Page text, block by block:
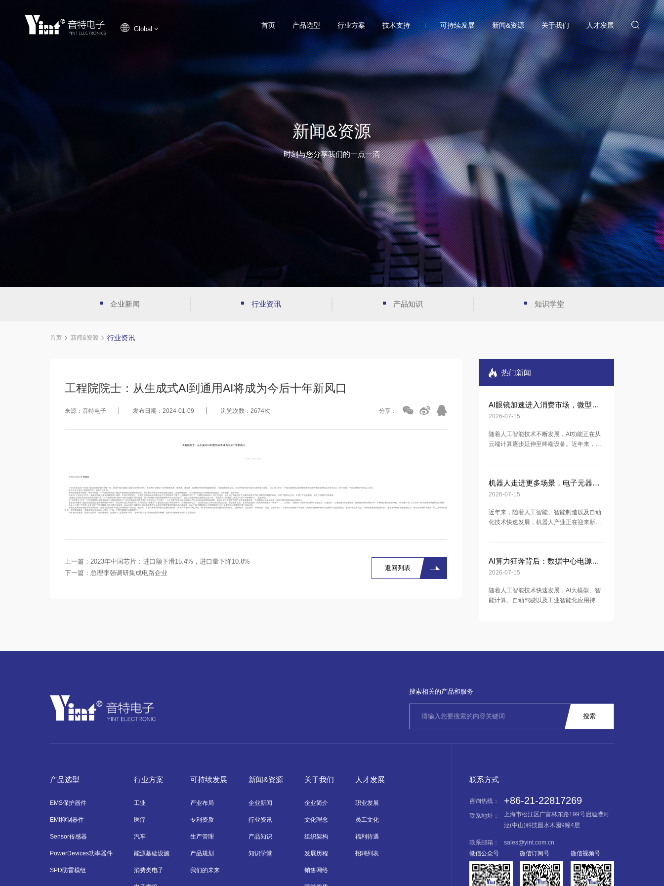
Global 首页 产品选型 行业方案 技术支持 可持续发展 新闻&资源 关于我们 人才发展
新闻&资源
时刻与您分享我们的一点一滴
企业新闻 行业资讯 产品知识 知识学堂
首页 新闻&资源 行业资讯
工程院院士：从生成式AI到通用AI将成为今后十年新风口
来源：音特电子 发布日期：2024-01-09 浏览次数：2674次 分享：
工程院院士：从生成式AI到通用AI将成为今后十年新风口
中国工业报记者 曹雅丽
“2024年是实现“十四五”规划目标任务的关键一年，更是中国全能接入国际互联网30周年，互联网行业要进一步增强责任感、使命感、紧迫感，促进数字经济持续健康发展，为赋能新型工业化、推进中国式现代化作出新的更大贡献。”2024年1月5日，中国互联网协会副理事长黄澄清在中国互联网协会主办的2024（第十四届）中国互联网产业年会上表示。
本次年会主题为“激发数字活力 赋能产业升级”。
黄澄清在致辞中强调，要牢牢把握：一个原则即坚定不移走中国特色互联网发展道路；两个重点即坚定不移促进数实融合、深化网络惠民；三个要素即坚定不移做好基础建设、技术创新、安全保障。
年会的“主旨报告”环节一直被业界视为具有前瞻性和引领性。中国工程院院士、中国互联网协会咨询委员会主任邬贺铨作了题为《互联网的半甲子，大模型的新风口》的主旨报告。他介绍了与老百姓生活紧密相关的手机大模型所发挥的作用，丰富了数智化生活、扩展了手机的智能、催生了消费应用升级等。
“数智化企业成为经济增长的主要引擎。三十年来全球市值前十强从金融到IT再到能源，近十年来数字化科技创新和平台企业为主导，现在位居前列的以数智化企业为主。从生成式AI到通用AI将成为今后十年的新风口。”邬贺铨说。
在“年度盘点”环节，中国互联网协会常务副秘书长陈家春发布了“2023年影响中国互联网行业发展的十件大事”。“十件大事”研究工作全面展示了行业创新应用和发展成果，真实反映了中国互联网产业发展最新趋势，为互联网从业者在未来一年的开拓创新提供参考和启示。
在首届“强基杯”数据安全技能竞赛决赛特色仪式环节，参会领导嘉宾和业界同仁共同回顾了“强基杯”大赛的亮点热点和精彩环节。大赛颁奖典礼上，与会领导嘉宾为来自基础电信企业、安全服务企业、互联网企业的32支获奖队伍颁发了决赛一、二、三等奖。“强基杯”大赛将继续秉持“以赛选才、以赛促学、以赛促融”的办赛理念，持续提升赛事质量水平、不断锤炼数据安全特色，为“强基计划”人才培养工作高质量发展提供坚实保障。
年会上还举行了首届“金灵光杯”中国互联网创新大赛启动仪式、2024年第三届数字人精品秀暨数字人场景应用典型案例征集活动启动仪式、2024中国互联网协会“互联网助力经济社会数字化转型案例征集”启动仪式。
中国互联网协会副秘书长裴玮介绍了首届“金灵光杯”中国互联网创新大赛情况，她指出，本届大赛将由中国信息通信研究院、清华大学等多个单位承办。参赛对象面向全球范围内的政府部门、国际组织、社会团体、科研机构、高校、企业等主体。大赛突出创新性和示范性，参赛内容聚焦科技前沿趋势和产业发展热点，发现一批技术先进、应用成效显著的优秀项目，激发互联网行业的创新活力，推动互联网技术进步，助力互联网产业
升级，促进数实融合。颁奖仪式计划在2024（第二十三届）中国互联网大会期间举行。
为落地行业发展，结合产业需求，年会还邀请了企业参与 “主题演讲”环节，谷歌中国大客户部行业经理李楠楠、追梦时代董事长徐明作了主题演讲。
上一篇： 2023年中国芯片：进口额下滑15.4%，进口量下降10.8%
下一篇： 总理李强调研集成电路企业
返回列表
热门新闻
AI眼镜加速进入消费市场，微型电子元器件迎来新机遇
2026-07-15
随着人工智能技术不断发展，AI功能正在从
云端计算逐步延伸至终端设备。近年来，AI
交互的新型产品，正在受到市场关注，并逐
及娱乐应用等多个场景中的应用。 相比传统
智能眼镜，新一代AI眼镜不仅具备显示、拍
像模组、传感器、无线通信模块以及电源管
理系统等多个电子单元。随着设备功能持续
机器人走进更多场景，电子元器件迎来新应用增长点
2026-07-15
近年来，随着人工智能、智能制造以及自动
化技术快速发展，机器人产业正在迎来新的
到物流配送、医疗辅助、商业服务以及家庭
为推动智能化发展的重要力量。 相比传统机
械设备，现代机器人不仅具备运动控制能
制芯片、精密传感器、通信模块、电机驱动
系统以及电源管理单元等。随着机器人功能
AI算力狂奔背后：数据中心电源系统迎来新挑战
2026-07-15
随着人工智能技术快速发展，AI大模型、智
能计算、自动驾驶以及工业智能化应用持续
练和推理任务对计算能力提出更高要求，推
搜索相关的产品和服务
产品选型
EMS保护器件
EMI抑制器件
Sensor传感器
PowerDevices功率器件
SPD防雷模组
行业方案
工业
医疗
汽车
能源基础设施
消费类电子
可持续发展
产业布局
专利资质
生产管理
产品规划
我们的未来
新闻&资源
企业新闻
行业资讯
产品知识
知识学堂
关于我们
企业简介
文化理念
组织架构
发展历程
销售网络
人才发展
职业发展
员工文化
福利待遇
招聘列表
联系方式
咨询热线： +86-21-22817269
联系地址：
上海市松江区广富林东路199号启迪漕河
泾(中山)科技园水木园9幢4层
联系邮箱：
sales@yint.com.cn
微信公众号
微信订阅号 微信视频号